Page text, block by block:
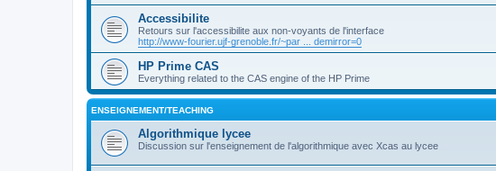
Accessibilite
Retours sur l'accessibilite aux non-voyants de l'interface
http://www-fourier.ujf-grenoble.fr/~par ... demirror=0
HP Prime CAS
Everything related to the CAS engine of the HP Prime
ENSEIGNEMENT/TEACHING
Algorithmique lycee
Discussion sur l'enseignement de l'algorithmique avec Xcas au lycee